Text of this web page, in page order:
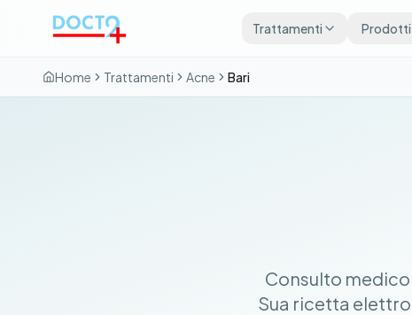
Trattamenti
Prodotti
Home Trattamenti Acne Bari
Consulto
Sua ricetta